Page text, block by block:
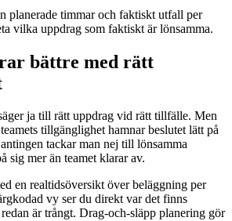
planerade timmar och faktiskt utfall per
vilka uppdrag som faktiskt är lönsamma.
bättre med rätt
ja till rätt uppdrag vid rätt tillfälle. Men
tillgänglighet hamnar beslutet lätt på
tackar man nej till lönsamma
sig mer än teamet klarar av.
en realtidsöversikt över beläggning per
vy ser du direkt var det finns
är trångt. Drag-och-släpp planering gör